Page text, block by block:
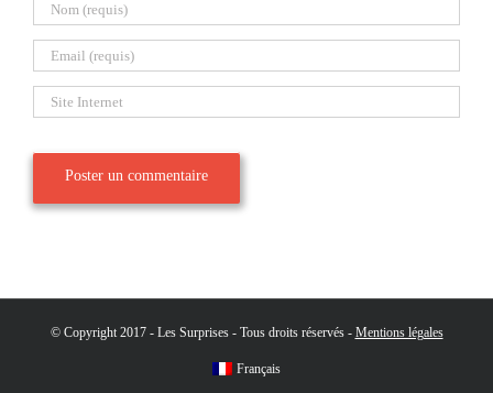
© Copyright 2017 - Les Surprises - Tous droits réservés - Mentions légales
Français